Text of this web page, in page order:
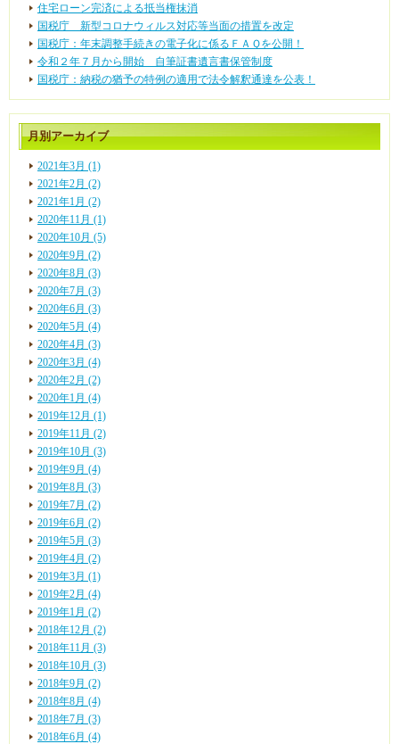
住宅ローン完済による抵当権抹消
国税庁 新型コロナウィルス対応等当面の措置を改定
国税庁：年末調整手続きの電子化に係るＦＡＱを公開！
令和２年７月から開始 自筆証書遺言書保管制度
国税庁：納税の猶予の特例の適用で法令解釈通達を公表！
月別アーカイブ
2021年3月 (1)
2021年2月 (2)
2021年1月 (2)
2020年11月 (1)
2020年10月 (5)
2020年9月 (2)
2020年8月 (3)
2020年7月 (3)
2020年6月 (3)
2020年5月 (4)
2020年4月 (3)
2020年3月 (4)
2020年2月 (2)
2020年1月 (4)
2019年12月 (1)
2019年11月 (2)
2019年10月 (3)
2019年9月 (4)
2019年8月 (3)
2019年7月 (2)
2019年6月 (2)
2019年5月 (3)
2019年4月 (2)
2019年3月 (1)
2019年2月 (4)
2019年1月 (2)
2018年12月 (2)
2018年11月 (3)
2018年10月 (3)
2018年9月 (2)
2018年8月 (4)
2018年7月 (3)
2018年6月 (4)